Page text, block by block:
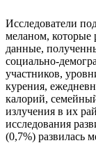
Исследователи
меланом, которые
данные,
социально-
участников,
курения,
калорий,
излучения в их
исследования
(0,7%) развилась